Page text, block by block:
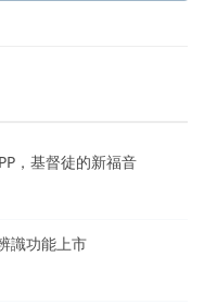
，基督徒的新福音
識功能上市